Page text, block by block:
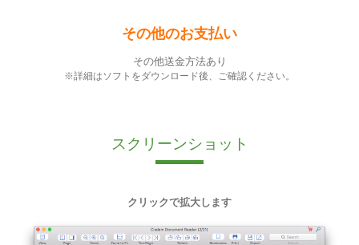
その他のお支払い
その他送金方法あり
※詳細はソフトをダウンロード後、ご確認ください。
スクリーンショット
クリックで拡大します